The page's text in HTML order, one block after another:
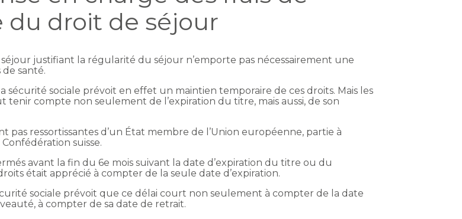
du droit de séjour
justifiant la régularité du séjour n’emporte pas nécessairement une
santé.
sécurité sociale prévoit en effet un maintien temporaire de ces droits. Mais les
tenir compte non seulement de l’expiration du titre, mais aussi, de son
pas ressortissantes d’un État membre de l’Union européenne, partie à
suisse.
avant la fin du 6e mois suivant la date d’expiration du titre ou du
était apprécié à compter de la seule date d’expiration.
sociale prévoit que ce délai court non seulement à compter de la date
à compter de sa date de retrait.